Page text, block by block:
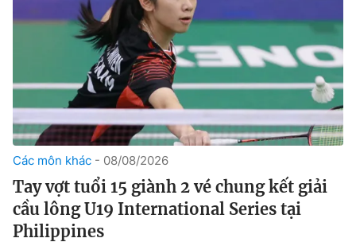
Liên hệ quảng cáo:
0966 196 377
toasoan@vtv.vn
Các môn khác 08/08/2026
Tay vợt tuổi 15 giành 2 vé chung kết giải
cầu lông U19 International Series tại
Philippines